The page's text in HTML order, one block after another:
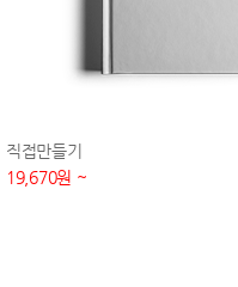
직접만들기
19,670원 ~